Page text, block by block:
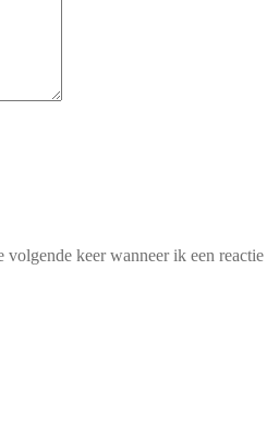
keer wanneer ik een reactie